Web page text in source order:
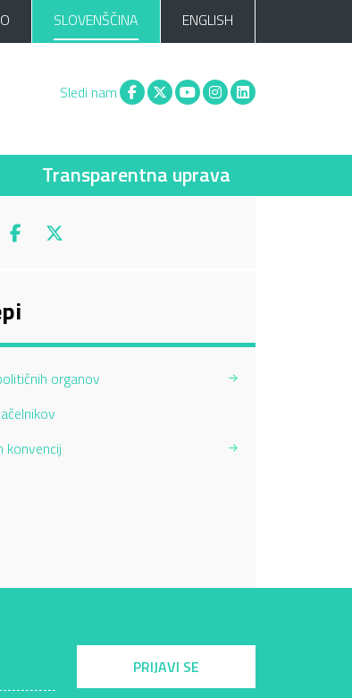
SLOVENŠČINA ENGLISH
Sledi nam Facebook
X You tubeInstagram
Linkedin
Transparentna uprava
Facebook
X
organov
konvencij
PRIJAVI SE